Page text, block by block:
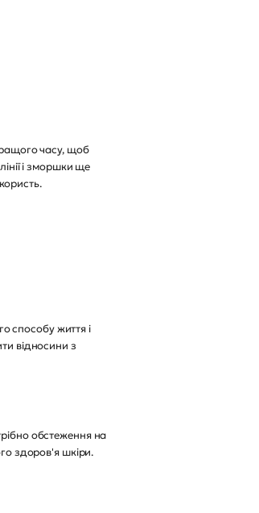
часу, щоб
і зморшки ще
способу життя і
відносини з
обстеження на
здоров'я шкіри.